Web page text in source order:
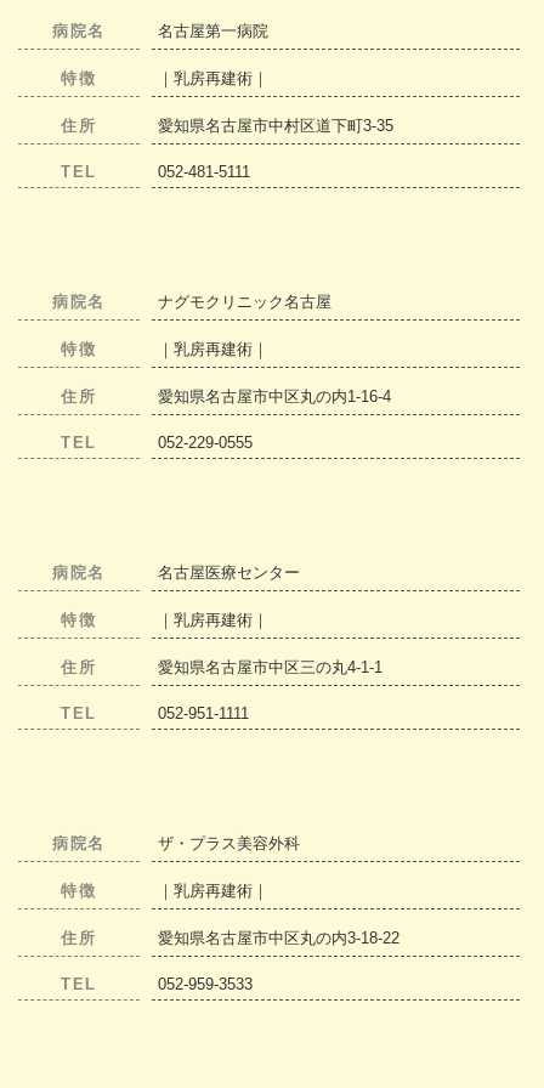
病院名 名古屋第一病院
特徴 ｜乳房再建術｜
住所 愛知県名古屋市中村区道下町3-35
TEL 052-481-5111
病院名 ナグモクリニック名古屋
特徴 ｜乳房再建術｜
住所 愛知県名古屋市中区丸の内1-16-4
TEL 052-229-0555
病院名 名古屋医療センター
特徴 ｜乳房再建術｜
住所 愛知県名古屋市中区三の丸4-1-1
TEL 052-951-1111
病院名 ザ・プラス美容外科
特徴 ｜乳房再建術｜
住所 愛知県名古屋市中区丸の内3-18-22
TEL 052-959-3533